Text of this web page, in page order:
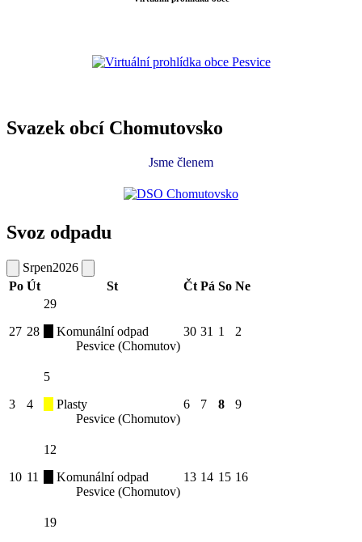
Svazek obcí Chomutovsko
Jsme členem
Svoz odpadu
Srpen2026
Po Út St Čt Pá So Ne
27 28
29
Komunální odpad
Pesvice (Chomutov)
30 31 1 2
3 4
5
Plasty
Pesvice (Chomutov)
6 7 8 9
10 11
12
Komunální odpad
Pesvice (Chomutov)
13 14 15 16
19